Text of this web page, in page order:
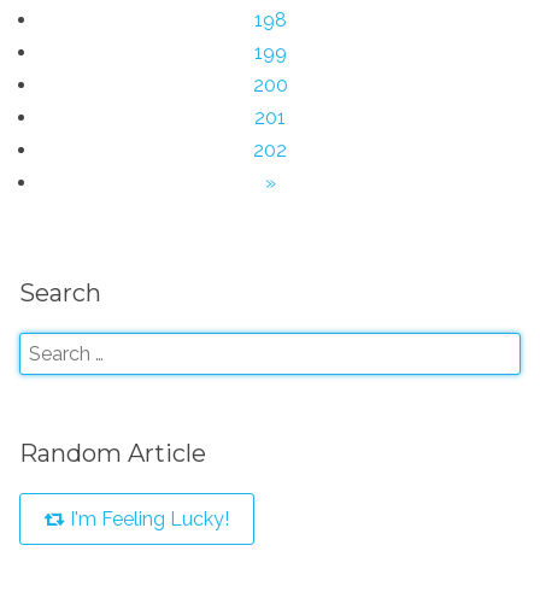
198
199
200
201
202
»
Search
Random Article
I'm Feeling Lucky!